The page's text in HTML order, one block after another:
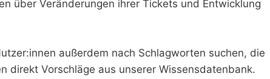
über Veränderungen ihrer Tickets und Entwicklung
außerdem nach Schlagworten suchen, die
direkt Vorschläge aus unserer Wissensdatenbank.